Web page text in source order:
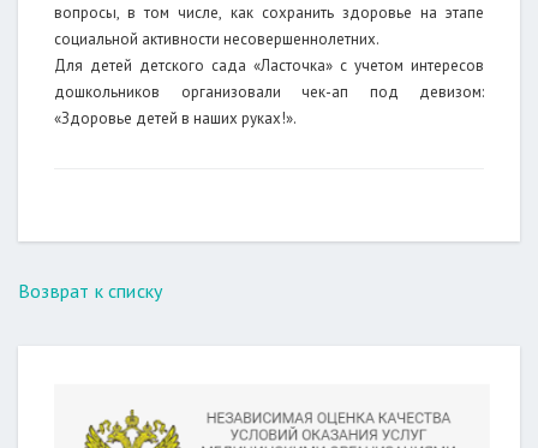
вопросы, в том числе, как сохранить здоровье на этапе
социальной активности несовершеннолетних.
Для детей детского сада «Ласточка» с учетом интересов
дошкольников организовали чек-ап под девизом:
«Здоровье детей в наших руках!».
Возврат к списку